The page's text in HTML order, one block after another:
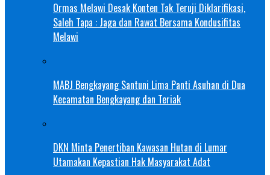
Ormas Melawi Desak Konten Tak Teruji Diklarifikasi,
Saleh Tapa : Jaga dan Rawat Bersama Kondusifitas
Melawi
MABJ Bengkayang Santuni Lima Panti Asuhan di Dua
Kecamatan Bengkayang dan Teriak
DKN Minta Penertiban Kawasan Hutan di Lumar
Utamakan Kepastian Hak Masyarakat Adat